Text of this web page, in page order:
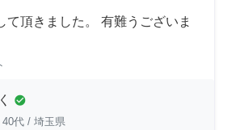
て頂きました。 有難うございま
check_circle
40代 / 埼玉県